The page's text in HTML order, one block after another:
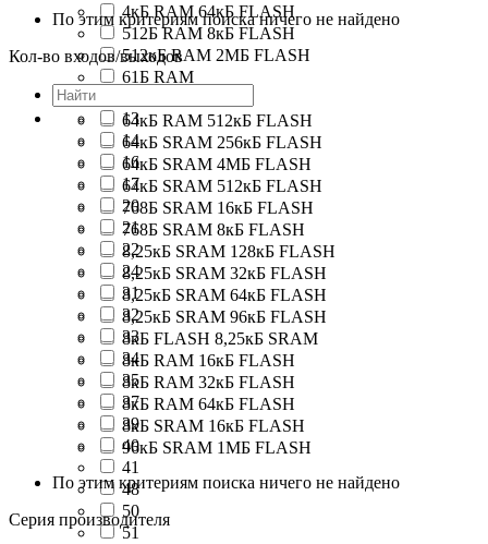
4кБ RAM 64кБ FLASH
512Б RAM 8кБ FLASH
512кБ RAM 2МБ FLASH
61Б RAM
64кБ RAM 512кБ FLASH
64кБ SRAM 256кБ FLASH
64кБ SRAM 4МБ FLASH
64кБ SRAM 512кБ FLASH
768Б SRAM 16кБ FLASH
768Б SRAM 8кБ FLASH
8,25кБ SRAM 128кБ FLASH
8,25кБ SRAM 32кБ FLASH
8,25кБ SRAM 64кБ FLASH
8,25кБ SRAM 96кБ FLASH
8кБ FLASH 8,25кБ SRAM
8кБ RAM 16кБ FLASH
8кБ RAM 32кБ FLASH
8кБ RAM 64кБ FLASH
8кБ SRAM 16кБ FLASH
96кБ SRAM 1МБ FLASH
По этим критериям поиска ничего не найдено
Кол-во входов/выходов
13
14
16
17
20
21
22
24
31
32
33
34
35
37
39
40
41
48
50
51
По этим критериям поиска ничего не найдено
Серия производителя